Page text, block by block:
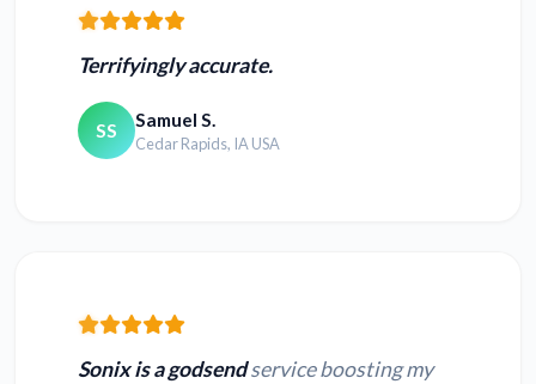
Terrifyingly accurate.
SS Samuel S.
Cedar Rapids, IA USA
Sonix is a godsendservice boosting my